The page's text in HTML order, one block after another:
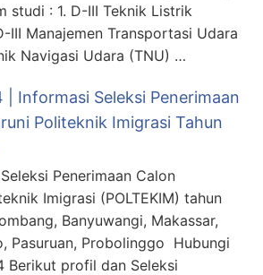
studi : 1. D-III Teknik Listrik
III Manajemen Transportasi Udara
Navigasi Udara (TNU) …
Informasi Seleksi Penerimaan
Politeknik Imigrasi Tahun
Penerimaan Calon
Imigrasi (POLTEKIM) tahun
Banyuwangi, Makassar,
Pasuruan, Probolinggo Hubungi
Berikut profil dan Seleksi